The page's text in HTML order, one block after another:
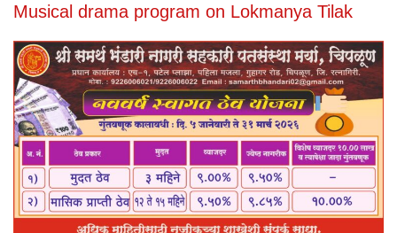
Musical drama program on Lokmanya Tilak